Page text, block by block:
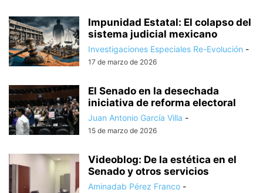
Impunidad Estatal: El colapso del
sistema judicial mexicano
Investigaciones Especiales Re-Evolución -
17 de marzo de 2026
El Senado en la desechada
iniciativa de reforma electoral
Juan Antonio García Villa -
15 de marzo de 2026
Videoblog: De la estética en el
Senado y otros servicios
Aminadab Pérez Franco -